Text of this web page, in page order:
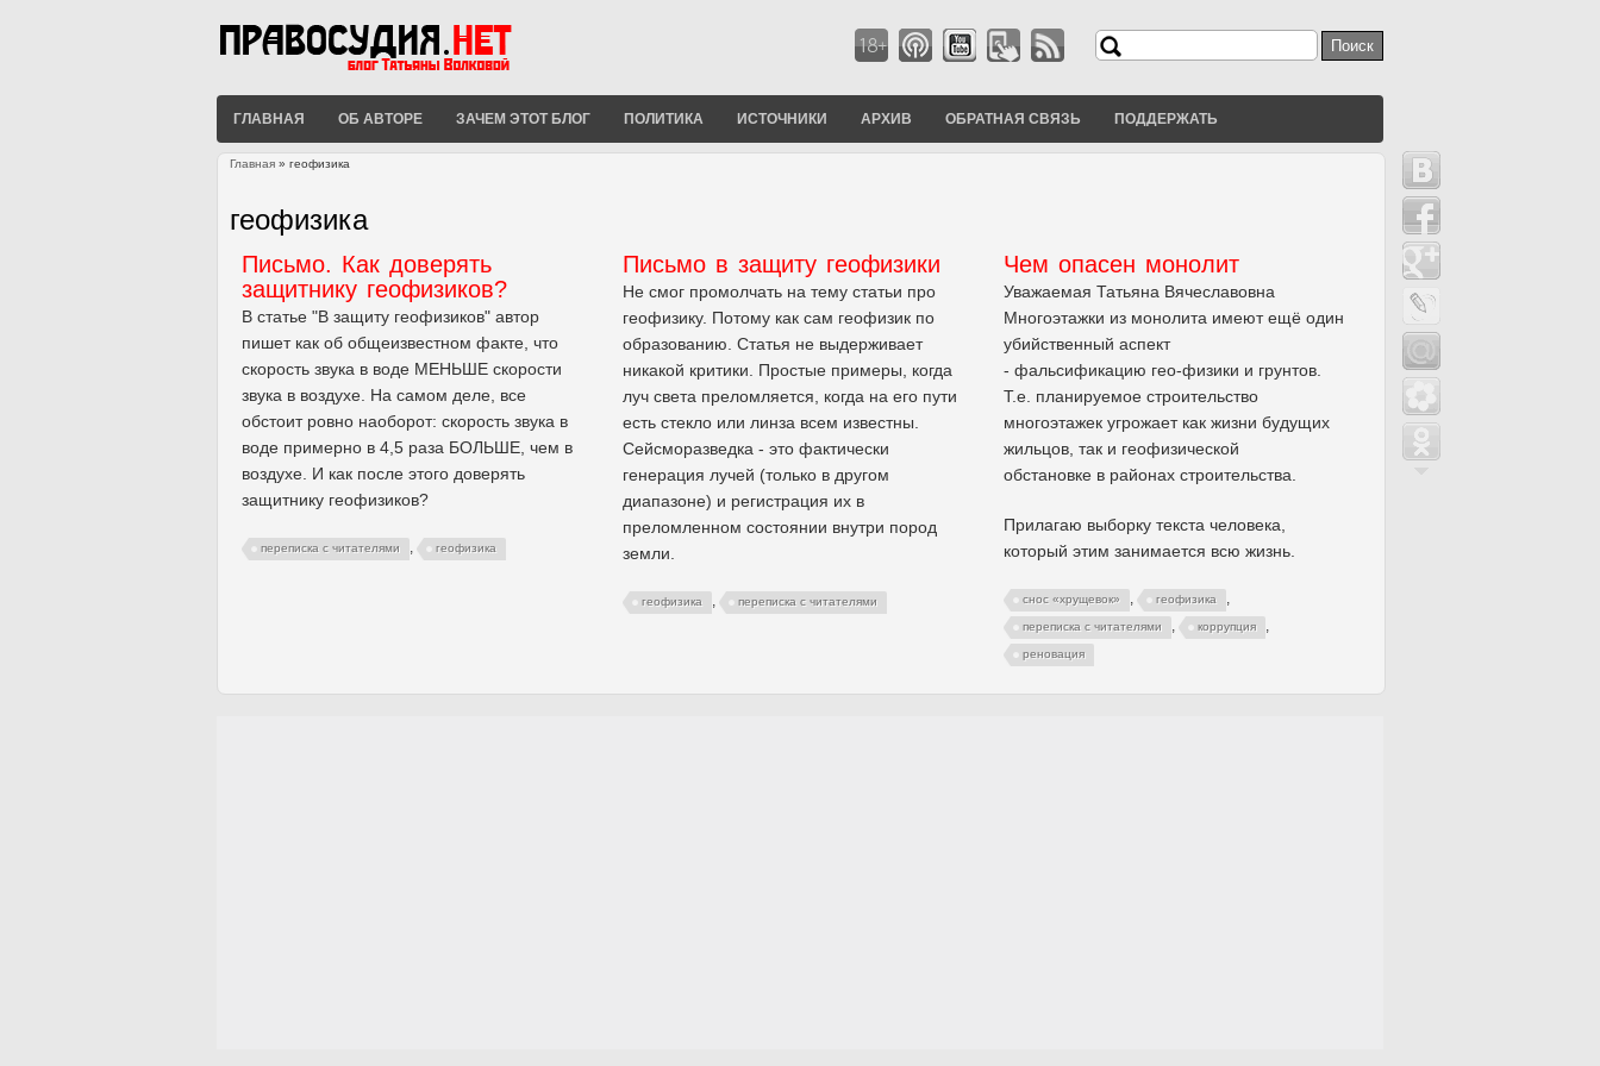
Форма поиска
Поиск
ГЛАВНАЯ ОБ АВТОРЕ ЗАЧЕМ ЭТОТ БЛОГ ПОЛИТИКА ИСТОЧНИКИ АРХИВ ОБРАТНАЯ СВЯЗЬ ПОДДЕРЖАТЬ
Главная » геофизика
геофизика
Письмо. Как доверять
защитнику геофизиков?
В статье "В защиту геофизиков" автор
пишет как об общеизвестном факте, что
скорость звука в воде МЕНЬШЕ скорости
звука в воздухе. На самом деле, все
обстоит ровно наоборот: скорость звука в
воде примерно в 4,5 раза БОЛЬШЕ, чем в
воздухе. И как после этого доверять
защитнику геофизиков?
переписка с читателями , геофизика
Письмо в защиту геофизики
Не смог промолчать на тему статьи про
геофизику. Потому как сам геофизик по
образованию. Статья не выдерживает
никакой критики. Простые примеры, когда
луч света преломляется, когда на его пути
есть стекло или линза всем известны.
Сейсморазведка - это фактически
генерация лучей (только в другом
диапазоне) и регистрация их в
преломленном состоянии внутри пород
земли.
геофизика , переписка с читателями
Чем опасен монолит
Уважаемая Татьяна Вячеславовна
Многоэтажки из монолита имеют ещё один
убийственный аспект
- фальсификацию гео-физики и грунтов.
Т.е. планируемое строительство
многоэтажек угрожает как жизни будущих
жильцов, так и геофизической
обстановке в районах строительства.
Прилагаю выборку текста человека,
который этим занимается всю жизнь.
снос «хрущевок» , геофизика ,
переписка с читателями , коррупция ,
реновация